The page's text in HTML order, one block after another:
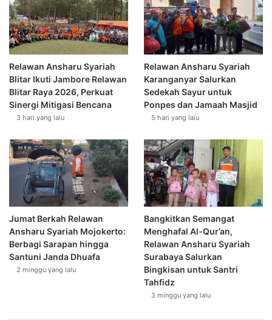
Relawan Ansharu Syariah
Blitar Ikuti Jambore Relawan
Blitar Raya 2026, Perkuat
Sinergi Mitigasi Bencana
3 hari yang lalu
Relawan Ansharu Syariah
Karanganyar Salurkan
Sedekah Sayur untuk
Ponpes dan Jamaah Masjid
5 hari yang lalu
Jumat Berkah Relawan
Ansharu Syariah Mojokerto:
Berbagi Sarapan hingga
Santuni Janda Dhuafa
2 minggu yang lalu
Bangkitkan Semangat
Menghafal Al-Qur’an,
Relawan Ansharu Syariah
Surabaya Salurkan
Bingkisan untuk Santri
Tahfidz
3 minggu yang lalu